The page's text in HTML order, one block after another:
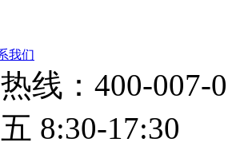
我们
线： 400-007-
8:30-17:30